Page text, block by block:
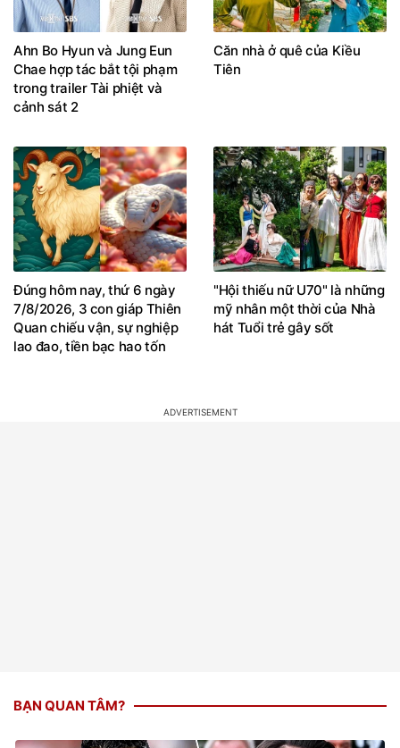
Ahn Bo Hyun và Jung Eun
Chae hợp tác bắt tội phạm
trong trailer Tài phiệt và
cảnh sát 2
Căn nhà ở quê của Kiều
Tiên
Đúng hôm nay, thứ 6 ngày
7/8/2026, 3 con giáp Thiên
Quan chiếu vận, sự nghiệp
lao đao, tiền bạc hao tốn
"Hội thiếu nữ U70" là những
mỹ nhân một thời của Nhà
hát Tuổi trẻ gây sốt
BẠN QUAN TÂM?